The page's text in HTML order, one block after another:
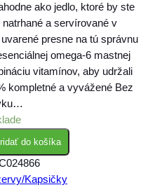
ako jedlo, ktoré by ste
a servírované v
presne na tú správnu
omega-6 mastnej
vitamínov, aby udržali
kompletné a vyvážené Bez
do košíka
Kapsičky